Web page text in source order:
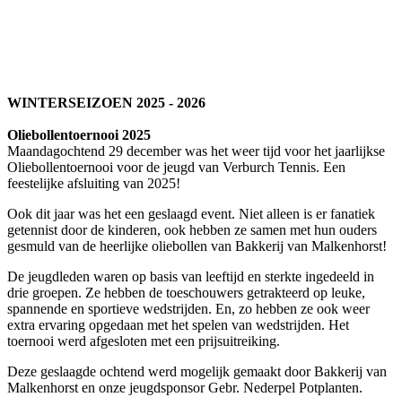
WINTERSEIZOEN 2025 - 2026
Oliebollentoernooi 2025
Maandagochtend 29 december was het weer tijd voor het jaarlijkse
Oliebollentoernooi voor de jeugd van Verburch Tennis. Een
feestelijke afsluiting van 2025!
Ook dit jaar was het een geslaagd event. Niet alleen is er fanatiek
getennist door de kinderen, ook hebben ze samen met hun ouders
gesmuld van de heerlijke oliebollen van Bakkerij van Malkenhorst!
De jeugdleden waren op basis van leeftijd en sterkte ingedeeld in
drie groepen. Ze hebben de toeschouwers getrakteerd op leuke,
spannende en sportieve wedstrijden. En, zo hebben ze ook weer
extra ervaring opgedaan met het spelen van wedstrijden. Het
toernooi werd afgesloten met een prijsuitreiking.
Deze geslaagde ochtend werd mogelijk gemaakt door Bakkerij van
Malkenhorst en onze jeugdsponsor Gebr. Nederpel Potplanten.